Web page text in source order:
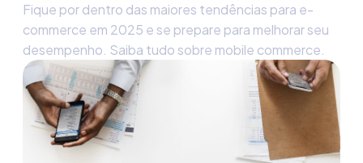
Fique por dentro das maiores tendências para e-
commerce em 2025 e se prepare para melhorar seu
desempenho. Saiba tudo sobre mobile commerce.